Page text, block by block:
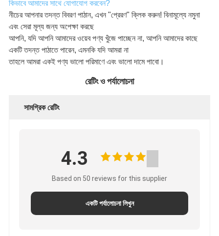
কিভাবে আমাদের সাথে যোগাযোগ করবেন?
নীচের আপনার তদন্ত বিবরণ পাঠান, এখন "প্রেরণ" ক্লিক করুন! বিনামূল্যে নমুনা
এবং সেরা মূল্য জন্য অপেক্ষা করছে
আপনি, যদি আপনি আমাদের ওয়েব পণ্য খুঁজে পাচ্ছেন না, আপনি আমাদের কাছে
একটি তদন্ত পাঠাতে পারেন, এমনকি যদি আমরা না
তাহলে আমরা একই পণ্য ভালো পরিমাণে এবং ভালো দামে পাবো।
রেটিং ও পর্যালোচনা
সামগ্রিক রেটিং
4.3
Based on 50 reviews for this supplier
একটি পর্যালোচনা লিখুন